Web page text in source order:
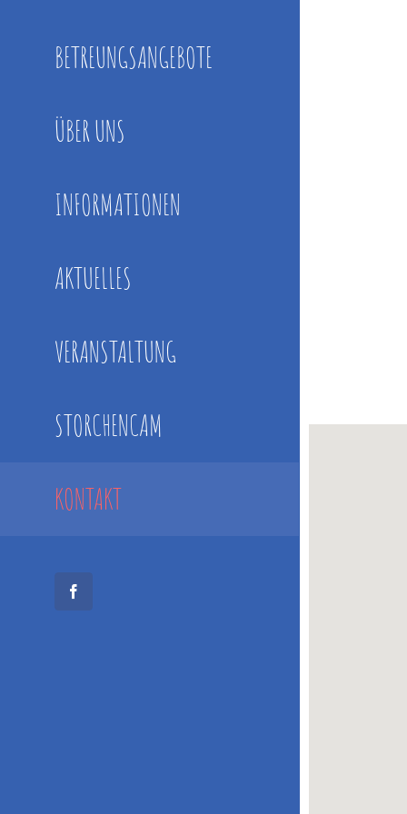
BETREUNGSANGEBOTE
ÜBER UNS
INFORMATIONEN
AKTUELLES
VERANSTALTUNG
STORCHENCAM
KONTAKT